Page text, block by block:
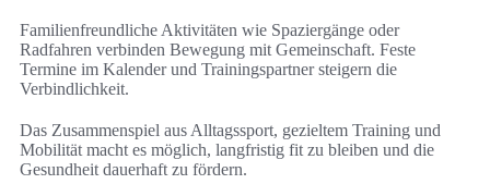
Familienfreundliche Aktivitäten wie Spaziergänge oder
Radfahren verbinden Bewegung mit Gemeinschaft. Feste
Termine im Kalender und Trainingspartner steigern die
Verbindlichkeit.
Das Zusammenspiel aus Alltagssport, gezieltem Training und
Mobilität macht es möglich, langfristig fit zu bleiben und die
Gesundheit dauerhaft zu fördern.